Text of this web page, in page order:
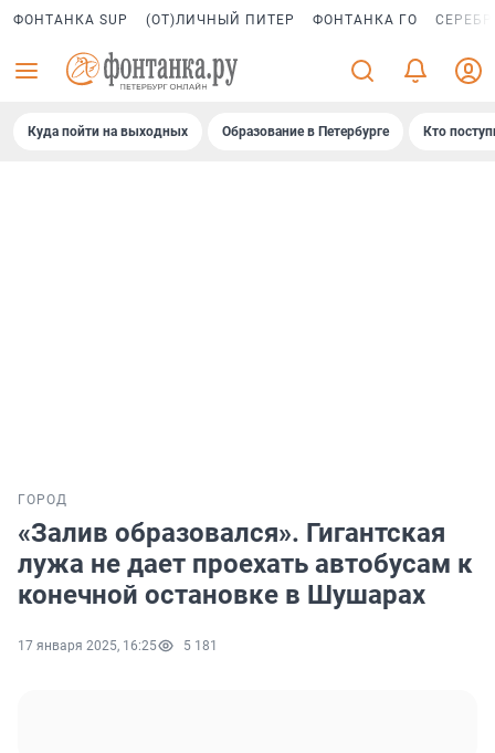
ФОНТАНКА SUP (ОТ)ЛИЧНЫЙ ПИТЕР ФОНТАНКА ГО
Куда пойти на выходных Образование в Петербурге Кто
ГОРОД
«Залив образовался». Гигантская
лужа не дает проехать автобусам к
конечной остановке в Шушарах
17 января 2025, 16:25 5 181